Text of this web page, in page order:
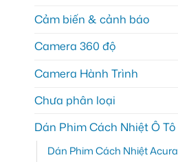
Cảm biến & cảnh báo
Camera 360 độ
Camera Hành Trình
Chưa phân loại
Dán Phim Cách Nhiệt Ô Tô
Dán Phim Cách Nhiệt Acura